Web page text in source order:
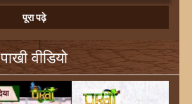
Previous
Next
पूरा पढ़े
पाखी वीडियो